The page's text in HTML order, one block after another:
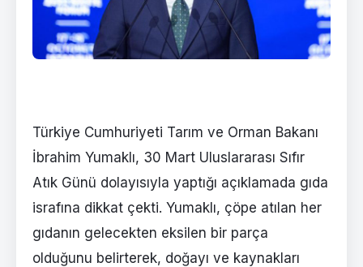
Türkiye Cumhuriyeti Tarım ve Orman Bakanı
İbrahim Yumaklı, 30 Mart Uluslararası Sıfır
Atık Günü dolayısıyla yaptığı açıklamada gıda
israfına dikkat çekti. Yumaklı, çöpe atılan her
gıdanın gelecekten eksilen bir parça
olduğunu belirterek, doğayı ve kaynakları